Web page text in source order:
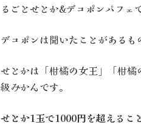
るごとせとか&デコポンパフェ
デコポンは聞いたことがあるも
せとかは「柑橘の女王」「柑
級みかんです。
せとか1玉で1000円を超えるこ